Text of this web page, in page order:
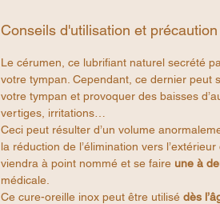
Conseils d'utilisation et
Le cérumen, ce lubrifiant naturel secrété
votre tympan. Cependant, ce dernier peut
votre tympan et provoquer des baisses
vertiges, irritations…
Ceci peut résulter d’un volume
la réduction de l’élimination vers
viendra à point nommé et se faire une à
médicale.
Ce cure-oreille inox peut être utilisé dès